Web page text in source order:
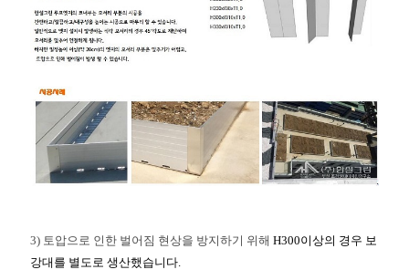
3) 토압으로 인한 벌어짐 현상을 방지하기 위해 H300이상의 경우 보
강대를 별도로 생산했습니다.